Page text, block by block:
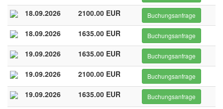
18.09.2026 2100.00 EUR Buchungsanfrage
18.09.2026 1635.00 EUR Buchungsanfrage
19.09.2026 1635.00 EUR Buchungsanfrage
19.09.2026 2100.00 EUR Buchungsanfrage
19.09.2026 1635.00 EUR Buchungsanfrage